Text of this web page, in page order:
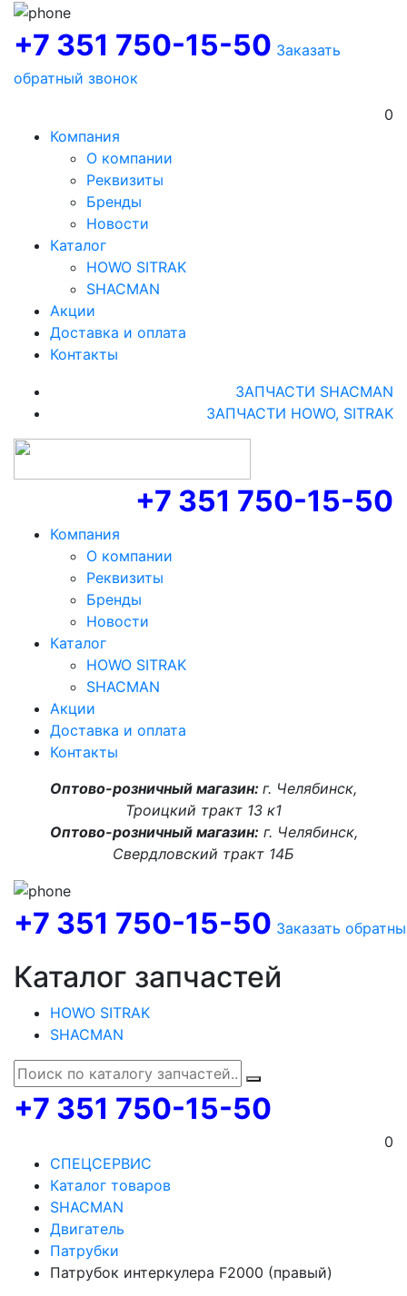
+7 351 750-15-50 Заказать
обратный звонок
0
Компания
О компании
Реквизиты
Бренды
Новости
Каталог
HOWO SITRAK
SHACMAN
Акции
Доставка и оплата
Контакты
ЗАПЧАСТИ SHACMAN
ЗАПЧАСТИ HOWO, SITRAK
+7 351 750-15-50
Компания
О компании
Реквизиты
Бренды
Новости
Каталог
HOWO SITRAK
SHACMAN
Акции
Доставка и оплата
Контакты
Оптово-розничный магазин: г. Челябинск,
Троицкий тракт 13 к1
Оптово-розничный магазин:г. Челябинск,
Свердловский тракт 14Б
+7 351 750-15-50 Заказать
Каталог запчастей
HOWO SITRAK
SHACMAN
+7 351 750-15-50
0
СПЕЦСЕРВИС
Каталог товаров
SHACMAN
Двигатель
Патрубки
Патрубок интеркулера F2000 (правый)